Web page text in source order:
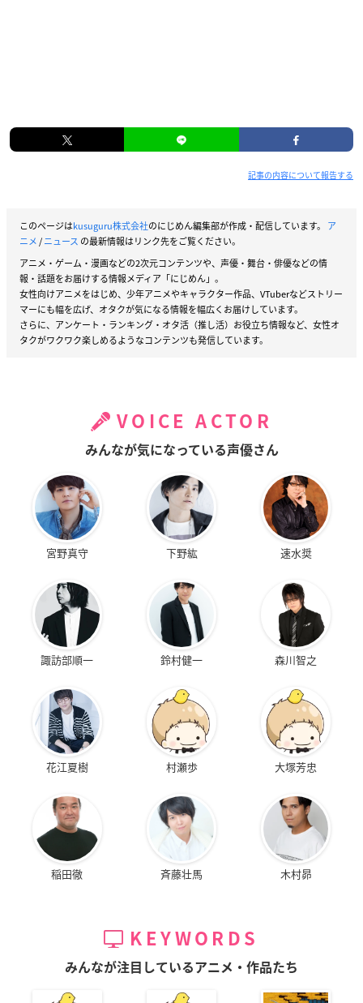
記事の内容について報告する
このページはkusuguru株式会社のにじめん編集部が作成・配信しています。 ア
ニメ/ニュース の最新情報はリンク先をご覧ください。
アニメ・ゲーム・漫画などの2次元コンテンツや、声優・舞台・俳優などの情
報・話題をお届けする情報メディア「にじめん」。
女性向けアニメをはじめ、少年アニメやキャラクター作品、VTuberなどストリー
マーにも幅を広げ、オタクが気になる情報を幅広くお届けしています。
さらに、アンケート・ランキング・オタ活（推し活）お役立ち情報など、女性オ
タクがワクワク楽しめるようなコンテンツも発信しています。
VOICE ACTOR
みんなが気になっている声優さん
宮野真守 下野紘 速水奨
諏訪部順一 鈴村健一 森川智之
花江夏樹 村瀬歩 大塚芳忠
稲田徹 斉藤壮馬 木村昴
KEYWORDS
みんなが注目しているアニメ・作品たち